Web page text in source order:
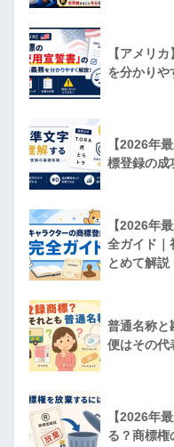
【アメリ
を分かりや
【2026年
標登録の成
【2026年
全ガイド｜
とめて解説
普通名称と
便はその代
【2026年
る？商標権